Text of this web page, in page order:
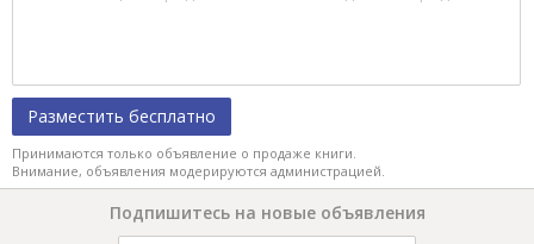
Разместить бесплатно
Принимаются только объявление о продаже книги.
Внимание, объявления модерируются администрацией.
Подпишитесь на новые объявления